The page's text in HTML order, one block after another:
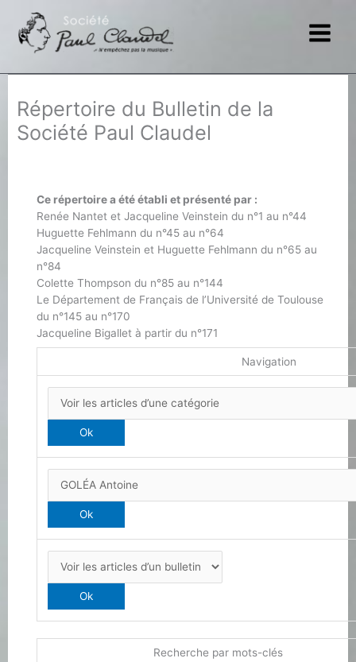
contenu
Répertoire du Bulletin de la
Société Paul Claudel
Ce répertoire a été établi et présenté par :
Renée Nantet et Jacqueline Veinstein du n°1 au n°44
Huguette Fehlmann du n°45 au n°64
Jacqueline Veinstein et Huguette Fehlmann du n°65 au
n°84
Colette Thompson du n°85 au n°144
Le Département de Français de l’Université de Toulouse
du n°145 au n°170
Jacqueline Bigallet à partir du n°171
Navigation
Recherche par mots-clés